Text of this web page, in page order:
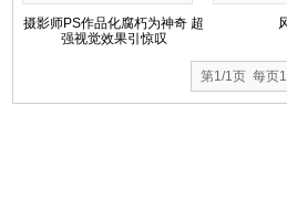
摄影师PS作品化腐朽为神奇 超
强视觉效果引惊叹
第1/1页 每页